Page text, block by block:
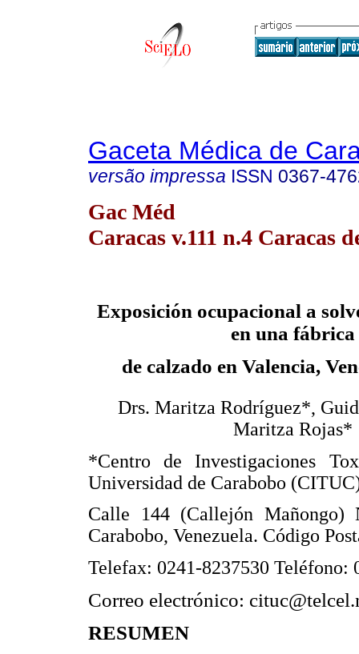
Gaceta Médica de
versão impressa ISSN 0367-
Gac Méd
Caracas v.111 n.4 Caracas
Exposición ocupacional a
en una fábrica
de calzado en Valencia,
Drs. Maritza Rodríguez*,
Maritza Rojas*
*Centro de Investigaciones
Universidad de Carabobo
Calle 144 (Callejón Mañongo)
Carabobo, Venezuela. Código
Telefax: 0241-8237530 Teléfono:
Correo electrónico:
RESUMEN